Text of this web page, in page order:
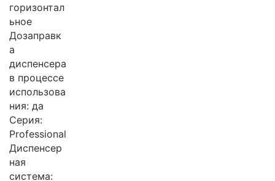
горизонтал
ьное
Дозаправк
а
диспенсера
в процессе
использова
ния: да
Серия:
Professional
Диспенсер
ная
система: